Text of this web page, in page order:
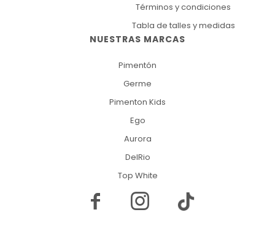
NUESTRAS MARCAS
Pimentón
Germe
Pimenton Kids
Ego
Aurora
DelRio
Top White
Términos y condiciones
Tabla de talles y medidas
 